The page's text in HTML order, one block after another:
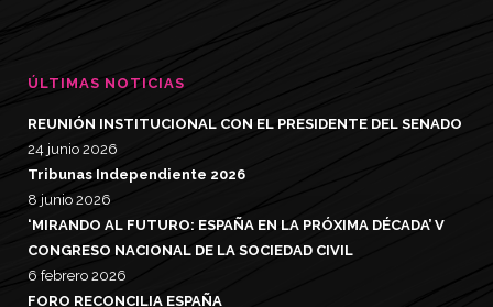
ÚLTIMAS NOTICIAS
REUNIÓN INSTITUCIONAL CON EL PRESIDENTE DEL SENADO
24 junio 2026
Tribunas Independiente 2026
8 junio 2026
‘MIRANDO AL FUTURO: ESPAÑA EN LA PRÓXIMA DÉCADA’ V
CONGRESO NACIONAL DE LA SOCIEDAD CIVIL
6 febrero 2026
FORO RECONCILIA ESPAÑA